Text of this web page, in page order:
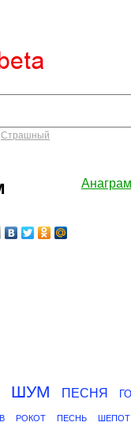
Страшный
ШУМ ПЕСНЯ
РОКОТ ПЕСНЬ ШЕПОТ